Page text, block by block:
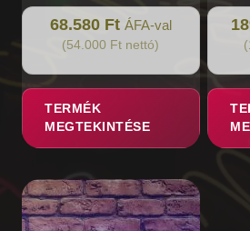
68.580 Ft ÁFA-val
(54.000 Ft nettó)
TERMÉK
MEGTEKINTÉSE